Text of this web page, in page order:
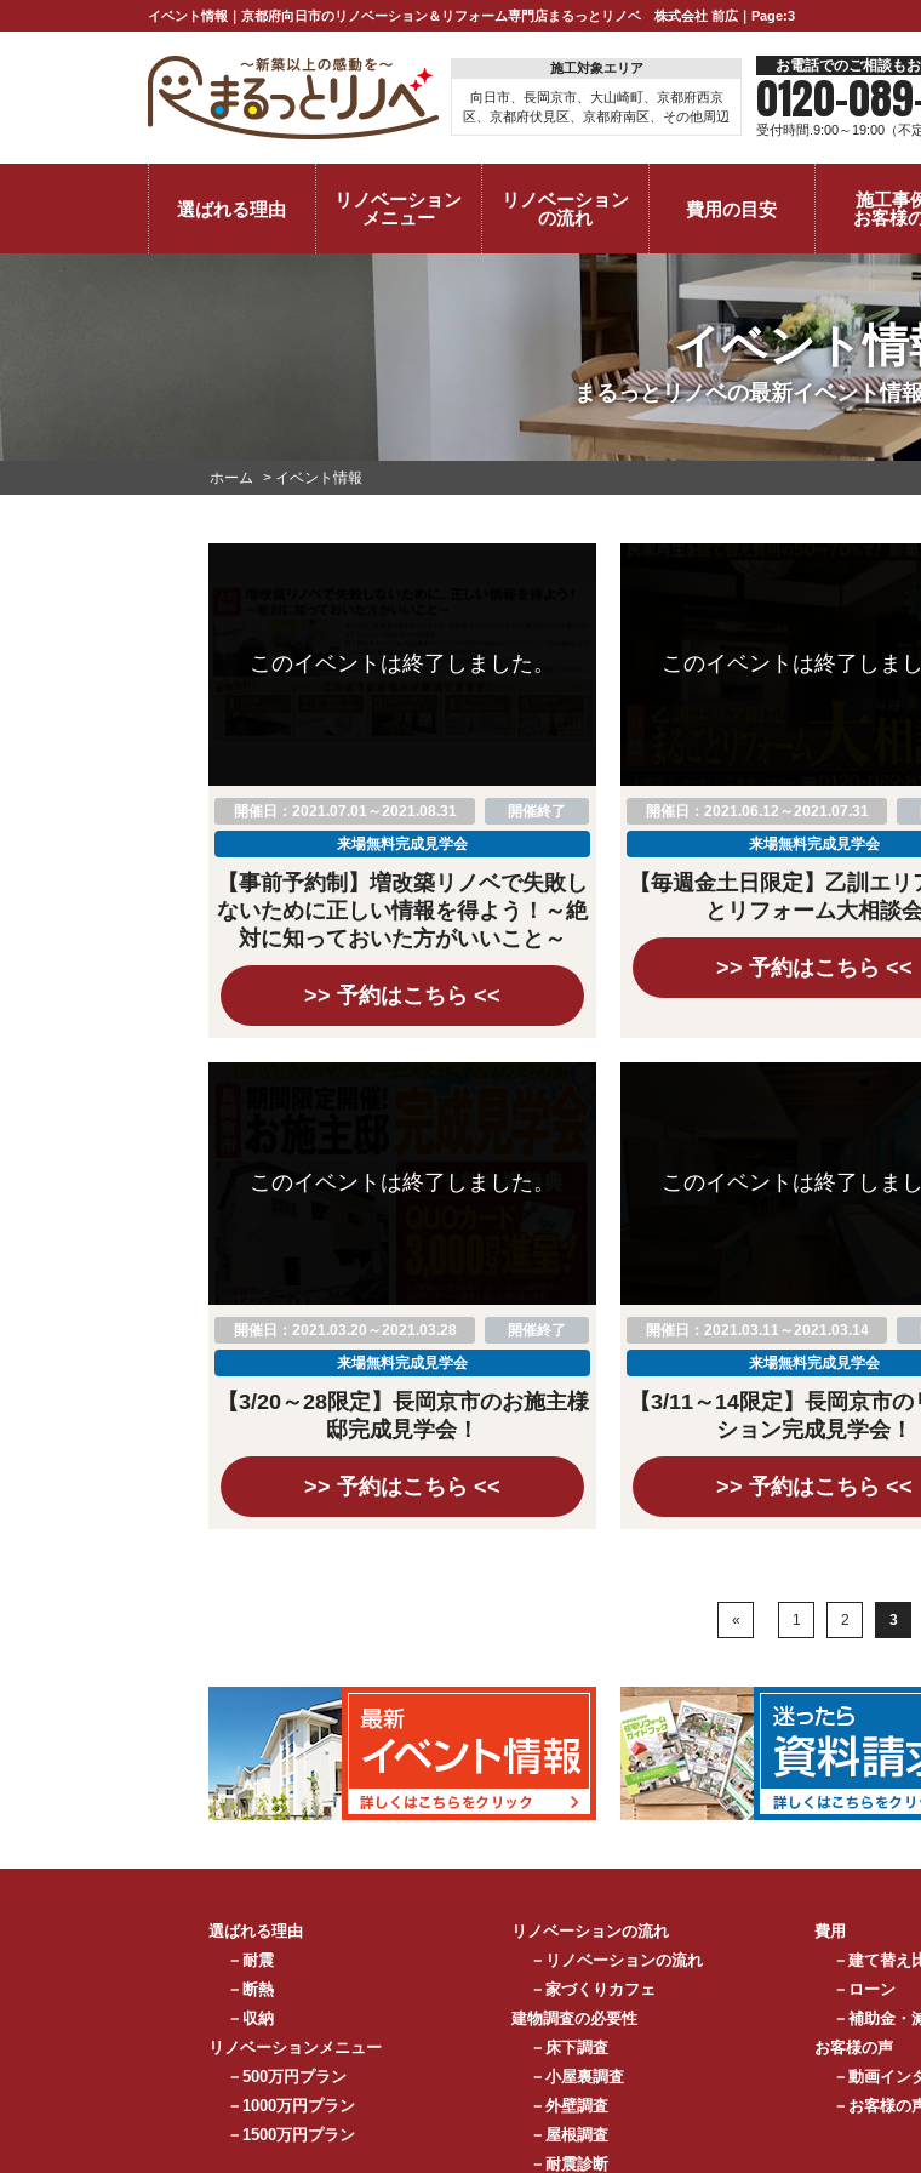
イベント情報｜京都府向日市のリノベーション＆リフォーム専門店まるっとリノベ 株式会社 前広｜Page:3
施工対象エリア
向日市、長岡京市、大山崎町、京都府西京
区、京都府伏見区、京都府南区、その他周辺
お電話でのご相談も
0120-
受付時間.9:00～19:00（不定
選ばれる理由
リノベーション
メニュー
リノベーション
の流れ
費用の目安
施工事
お客様
イベント情
まるっとリノベの最新イベント情
ホーム > イベント情報
このイベントは終了しました。
開催日：2021.07.01～2021.08.31
開催終了
来場無料完成見学会
【事前予約制】増改築リノベで失敗し
ないために正しい情報を得よう！～絶
対に知っておいた方がいいこと～
>> 予約はこちら <<
このイベントは終了しまし
開催日：2021.06.12～2021.07.31
来場無料完成見学会
【毎週金土日限定】乙訓エ
とリフォーム大相談
>> 予約はこちら <<
このイベントは終了しました。
開催日：2021.03.20～2021.03.28
開催終了
来場無料完成見学会
【3/20～28限定】長岡京市のお施主様
邸完成見学会！
>> 予約はこちら <<
このイベントは終了しまし
開催日：2021.03.11～2021.03.14
来場無料完成見学会
【3/11～14限定】長岡京市
ション完成見学会！
>> 予約はこちら <<
« 1 2 3
選ばれる理由
－耐震
－断熱
－収納
リノベーションメニュー
－500万円プラン
－1000万円プラン
－1500万円プラン
リノベーションの流れ
－リノベーションの流れ
－家づくりカフェ
建物調査の必要性
－床下調査
－小屋裏調査
－外壁調査
－屋根調査
－耐震診断
費用
－建て替え
－ローン
－補助金・
お客様の声
－動画イン
－お客様の